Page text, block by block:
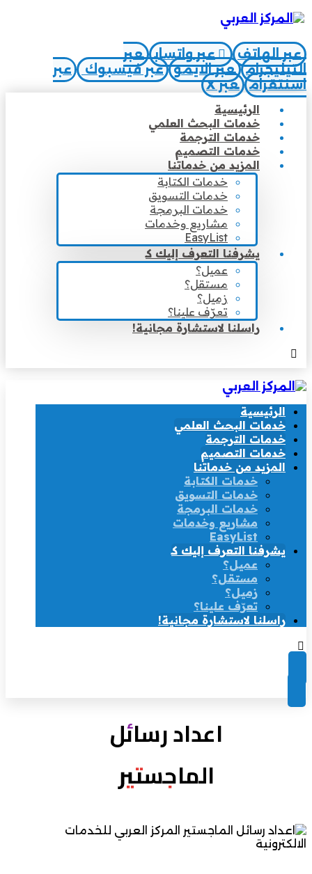
عبر الهاتف عبر واتساب
عبر
التيليجرام
عبر الايمو عبر فيسبوك
عبر
اسنتقرام
عبر X
الرئيسية
خدمات البحث العلمي
خدمات الترجمة
خدمات التصميم
المزيد من خدماتنا
خدمات الكتابة
خدمات التسويق
خدمات البرمجة
مشاريع وخدمات
EasyList
يشرفنا التعرف إليك كـ
عميل؟
مستقل؟
زميل؟
تعرّف علينا؟
راسلنا لاستشارة مجانية!
الرئيسية
خدمات البحث العلمي
خدمات الترجمة
خدمات التصميم
المزيد من خدماتنا
خدمات الكتابة
خدمات التسويق
خدمات البرمجة
مشاريع وخدمات
EasyList
يشرفنا التعرف إليك كـ
عميل؟
مستقل؟
زميل؟
تعرّف علينا؟
راسلنا لاستشارة مجانية!
اعداد رسائل
الماجستير